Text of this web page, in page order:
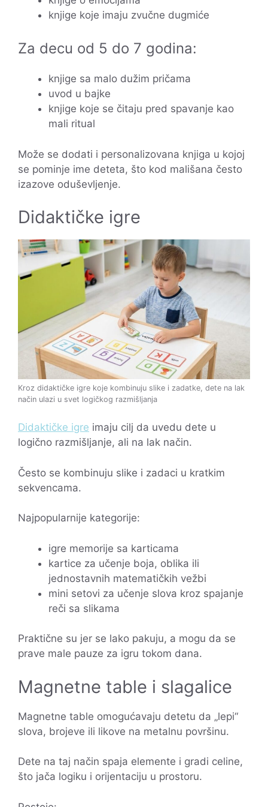
knjige koje imaju zvučne dugmiće
Za decu od 5 do 7 godina:
knjige sa malo dužim pričama
uvod u bajke
knjige koje se čitaju pred spavanje kao
mali ritual
Može se dodati i personalizovana knjiga u kojoj
se pominje ime deteta, što kod mališana često
izazove oduševljenje.
Didaktičke igre
Kroz didaktičke igre koje kombinuju slike i zadatke, dete na lak
način ulazi u svet logičkog razmišljanja
Didaktičke igre imaju cilj da uvedu dete u
logično razmišljanje, ali na lak način.
Često se kombinuju slike i zadaci u kratkim
sekvencama.
Najpopularnije kategorije:
igre memorije sa karticama
kartice za učenje boja, oblika ili
jednostavnih matematičkih vežbi
mini setovi za učenje slova kroz spajanje
reči sa slikama
Praktične su jer se lako pakuju, a mogu da se
prave male pauze za igru tokom dana.
Magnetne table i slagalice
Magnetne table omogućavaju detetu da „lepi“
slova, brojeve ili likove na metalnu površinu.
Dete na taj način spaja elemente i gradi celine,
što jača logiku i orijentaciju u prostoru.